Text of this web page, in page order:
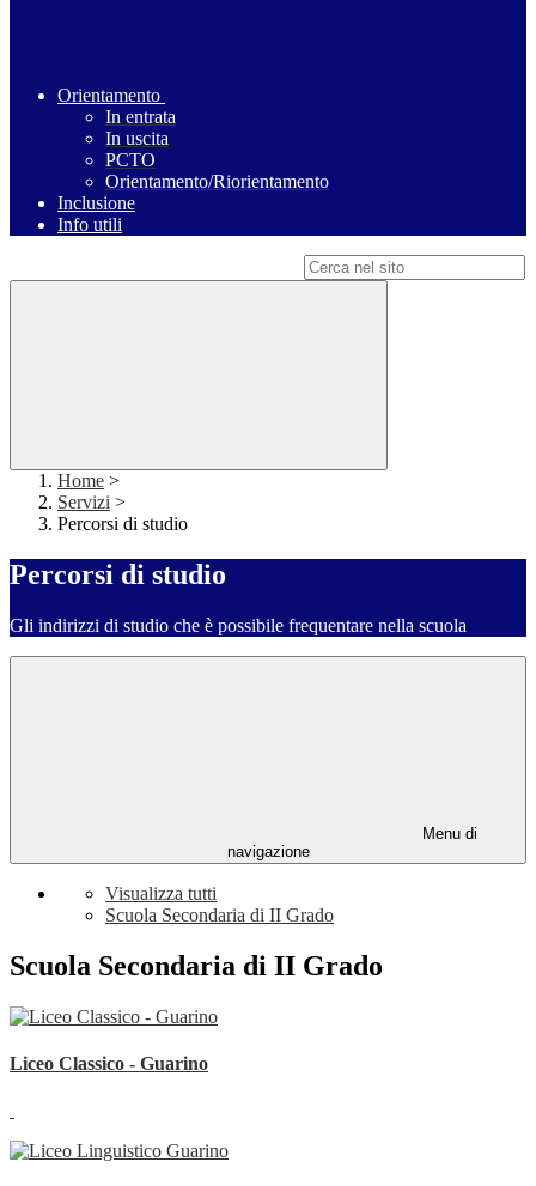
Orientamento
In entrata
In uscita
PCTO
Orientamento/Riorientamento
Inclusione
Info utili
Home >
Servizi >
Percorsi di studio
Percorsi di studio
Gli indirizzi di studio che è possibile frequentare nella scuola
Menu di
navigazione
Visualizza tutti
Scuola Secondaria di II Grado
Scuola Secondaria di II Grado
Liceo Classico - Guarino